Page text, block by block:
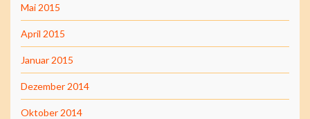
Mai 2015
April 2015
Januar 2015
Dezember 2014
Oktober 2014